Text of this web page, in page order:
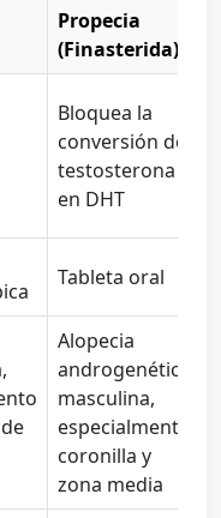
Propecia
(Finasterida)
Bloquea la
conversión de
testosterona
en DHT
Tableta oral
Alopecia
androgenética
masculina,
especialmente
coronilla y
zona media